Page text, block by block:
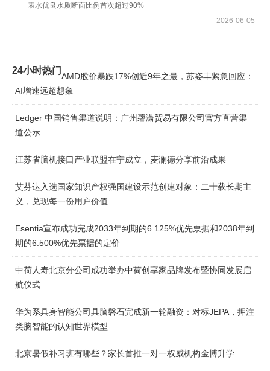
表水优良水质断面比例首次超过90%
2026-06-05
24小时热门
AMD股价暴跌17%创近9年之最，苏姿丰紧急回应：
AI增速远超想象
Ledger 中国销售渠道说明：广州馨潇贸易有限公司官方直营渠
道公示
江苏省脑机接口产业联盟在宁成立，麦澜德分享前沿成果
艾芬达入选国家知识产权强国建设示范创建对象：二十载长期主
义，兑现每一份用户价值
Esentia宣布成功完成2033年到期的6.125%优先票据和2038年到
期的6.500%优先票据的定价
中荷人寿北京分公司成功举办中荷创享家品牌发布暨协同发展启
航仪式
华为系具身智能公司具脑磐石完成新一轮融资：对标JEPA，押注
类脑智能的认知世界模型
北京暑假补习班有哪些？家长首推一对一权威机构金博升学